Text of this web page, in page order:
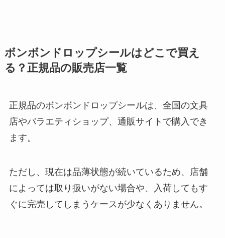
ボンボンドロップシールはどこで買え
る？正規品の販売店一覧
正規品のボンボンドロップシールは、全国の文具
店やバラエティショップ、通販サイトで購入でき
ます。
ただし、現在は品薄状態が続いているため、店舗
によっては取り扱いがない場合や、入荷してもす
ぐに完売してしまうケースが少なくありません。